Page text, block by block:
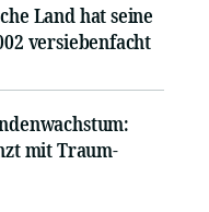
Land hat seine
versiebenfacht
mit Traum-